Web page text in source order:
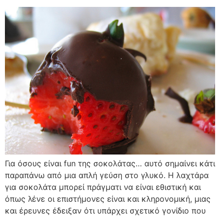
Για όσους είναι fun της σοκολάτας… αυτό σημαίνει κάτι
παραπάνω από μια απλή γεύση στο γλυκό. Η λαχτάρα
για σοκολάτα μπορεί πράγματι να είναι εθιστική και
όπως λένε οι επιστήμονες είναι και κληρονομική, μιας
και έρευνες έδειξαν ότι υπάρχει σχετικό γονίδιο που